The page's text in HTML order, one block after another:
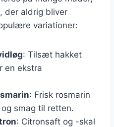
der aldrig bliver
variationer:
: Tilsæt hakket
en ekstra
: Frisk rosmarin
smag til retten.
: Citronsaft og -skal